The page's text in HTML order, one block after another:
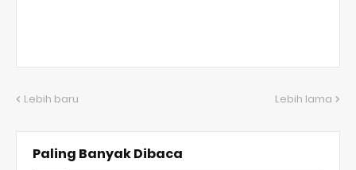
Lebih baru Lebih lama
Paling Banyak Dibaca